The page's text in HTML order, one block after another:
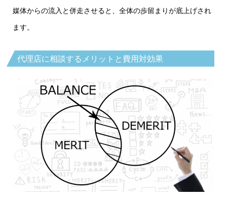
媒体からの流入と併走させると、全体の歩留まりが底上げされ
ます。
代理店に相談するメリットと費用対効果